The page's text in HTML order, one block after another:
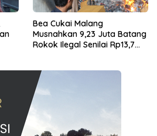
Bea Cukai Malang
Musnahkan 9,23 Juta Batang
Rokok Ilegal Senilai Rp13,7